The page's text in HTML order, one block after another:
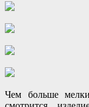
Чем больше